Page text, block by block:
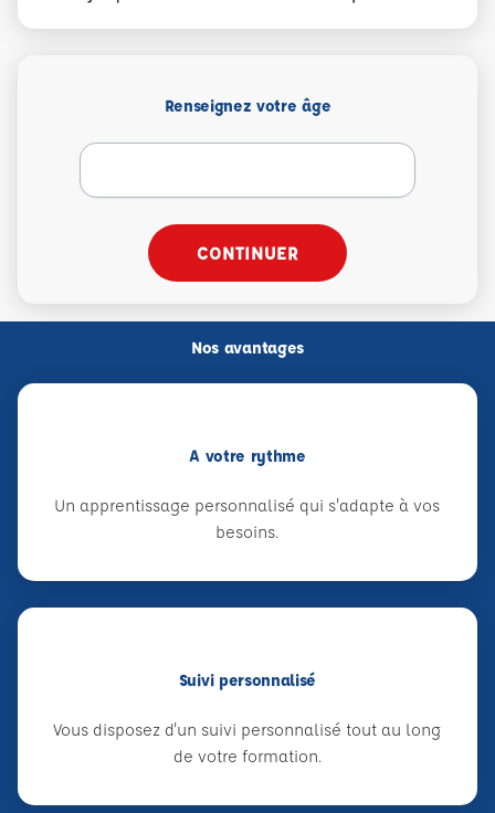
Renseignez votre âge
CONTINUER
Nos avantages
A votre rythme
Un apprentissage personnalisé qui s'adapte à vos
besoins.
Suivi personnalisé
Vous disposez d'un suivi personnalisé tout au long
de votre formation.